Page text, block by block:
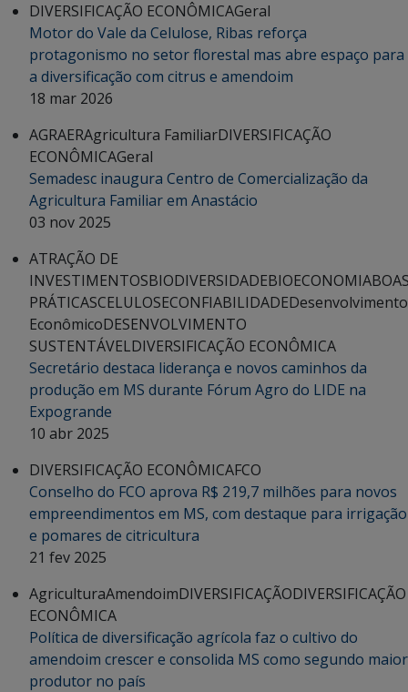
DIVERSIFICAÇÃO ECONÔMICAGeral
Motor do Vale da Celulose, Ribas reforça
protagonismo no setor florestal mas abre espaço para
a diversificação com citrus e amendoim
18 mar 2026
AGRAERAgricultura FamiliarDIVERSIFICAÇÃO
ECONÔMICAGeral
Semadesc inaugura Centro de Comercialização da
Agricultura Familiar em Anastácio
03 nov 2025
ATRAÇÃO DE
INVESTIMENTOSBIODIVERSIDADEBIOECONOMIA
PRÁTICASCELULOSECONFIABILIDADEDesenvolvimento
EconômicoDESENVOLVIMENTO
SUSTENTÁVELDIVERSIFICAÇÃO ECONÔMICA
Secretário destaca liderança e novos caminhos da
produção em MS durante Fórum Agro do LIDE na
Expogrande
10 abr 2025
DIVERSIFICAÇÃO ECONÔMICAFCO
Conselho do FCO aprova R$ 219,7 milhões para novos
empreendimentos em MS, com destaque para irrigação
e pomares de citricultura
21 fev 2025
AgriculturaAmendoimDIVERSIFICAÇÃODIVERSIFICAÇÃO
ECONÔMICA
Política de diversificação agrícola faz o cultivo do
amendoim crescer e consolida MS como segundo maior
produtor no país